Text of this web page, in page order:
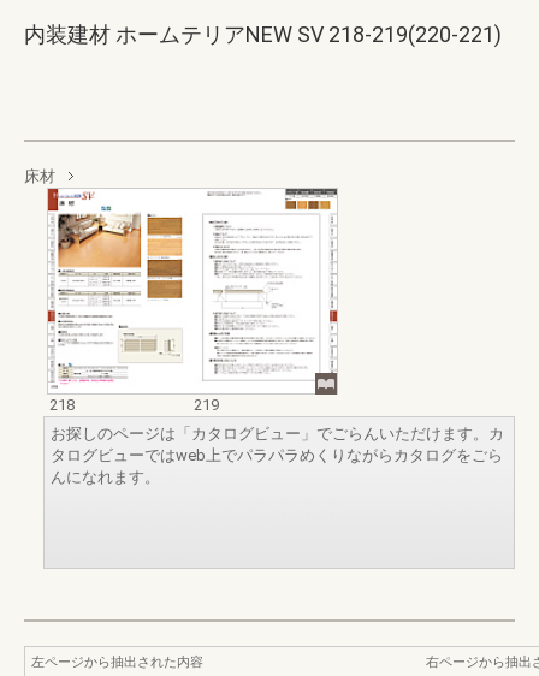
内装建材 ホームテリアNEW SV 218-219(220-221)
床材
218
219
お探しのページは「カタログビュー」でごらんいただけます。カ
タログビューではweb上でパラパラめくりながらカタログをごら
んになれます。
左ページから抽出された内容
右ページから抽出